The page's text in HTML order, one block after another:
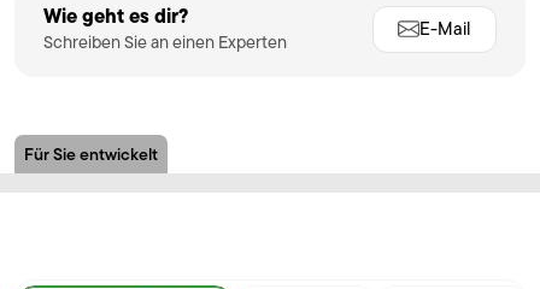
Wie geht es dir?
Schreiben Sie an einen Experten
E-Mail
Für Sie entwickelt